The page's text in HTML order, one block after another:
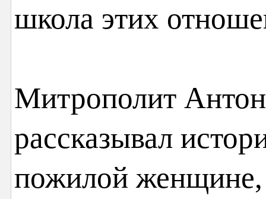
школа этих
Митрополит
рассказывал
пожилой женщине,